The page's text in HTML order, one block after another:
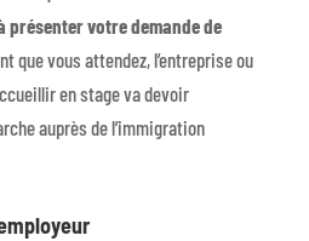
votre demande de
que vous attendez, l’entreprise ou
en stage va devoir
auprès de l’immigration